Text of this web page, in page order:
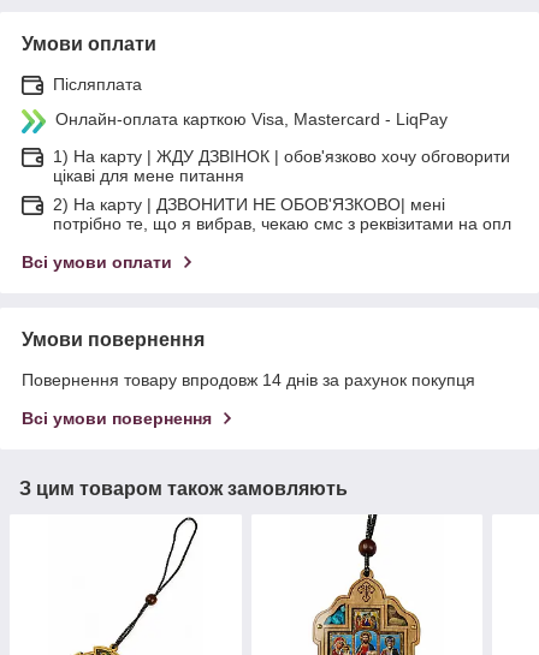
Умови оплати
Післяплата
Онлайн-оплата карткою Visa, Mastercard - LiqPay
1) На карту | ЖДУ ДЗВІНОК | обов'язково хочу обговорити
цікаві для мене питання
2) На карту | ДЗВОНИТИ НЕ ОБОВ'ЯЗКОВО| мені
потрібно те, що я вибрав, чекаю смс з реквізитами на опл
Всі умови оплати
Умови повернення
Повернення товару впродовж 14 днів за рахунок покупця
Всі умови повернення
З цим товаром також замовляють